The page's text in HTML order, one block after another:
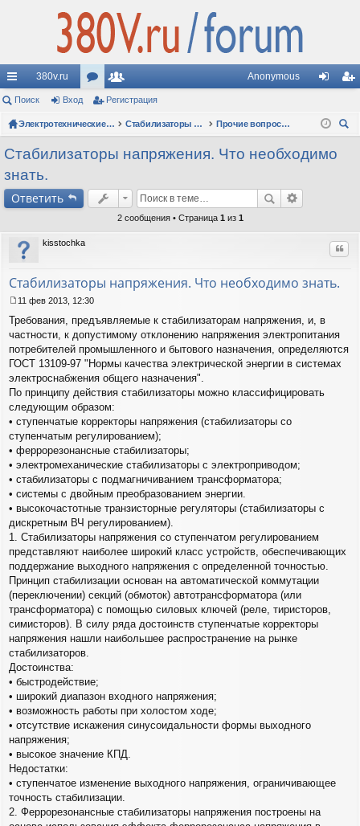
с
ы
лк
и
380v.ru
ор
ум
ы
ол
ьз
ов
Anonymous
д ис
Поиск Вход Регистрация
Электротехнические форумы Стабилизаторы напряжения
Прочие вопросы по стабилизаторам
Стабилизаторы напряжения. Что необходимо
знать.
Ответить
2 сообщения • Страница 1 из 1
kisstochka
Стабилизаторы напряжения. Что необходимо знать.
о
о
б
щ
е
н
и
е
11 фев 2013, 12:30
Требования, предъявляемые к стабилизаторам напряжения, и, в
частности, к допустимому отклонению напряжения электропитания
потребителей промышленного и бытового назначения, определяются
ГОСТ 13109-97 "Нормы качества электрической энергии в системах
электроснабжения общего назначения".
По принципу действия стабилизаторы можно классифицировать
следующим образом:
• ступенчатые корректоры напряжения (стабилизаторы со
ступенчатым регулированием);
• феррорезонансные стабилизаторы;
• электромеханические стабилизаторы с электроприводом;
• стабилизаторы с подмагничиванием трансформатора;
• системы с двойным преобразованием энергии.
• высокочастотные транзисторные регуляторы (стабилизаторы с
дискретным ВЧ регулированием).
1. Стабилизаторы напряжения со ступенчатом регулированием
представляют наиболее широкий класс устройств, обеспечивающих
поддержание выходного напряжения с определенной точностью.
Принцип стабилизации основан на автоматической коммутации
(переключении) секций (обмоток) автотрансформатора (или
трансформатора) с помощью силовых ключей (реле, тиристоров,
симисторов). В силу ряда достоинств ступенчатые корректоры
напряжения нашли наибольшее распространение на рынке
стабилизаторов.
Достоинства:
• быстродействие;
• широкий диапазон входного напряжения;
• возможность работы при холостом ходе;
• отсутствие искажения синусоидальности формы выходного
напряжения;
• высокое значение КПД.
Недостатки:
• ступенчатое изменение выходного напряжения, ограничивающее
точность стабилизации.
2. Феррорезонансные стабилизаторы напряжения построены на